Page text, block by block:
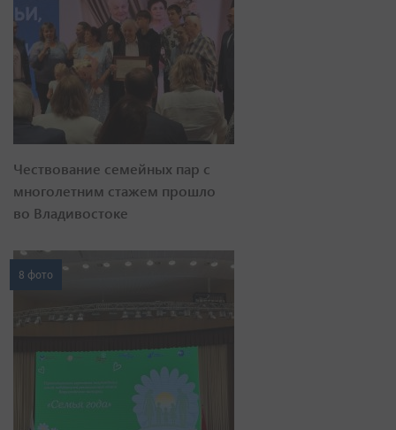
Чествование семейных пар с
многолетним стажем прошло
во Владивостоке
8 фото